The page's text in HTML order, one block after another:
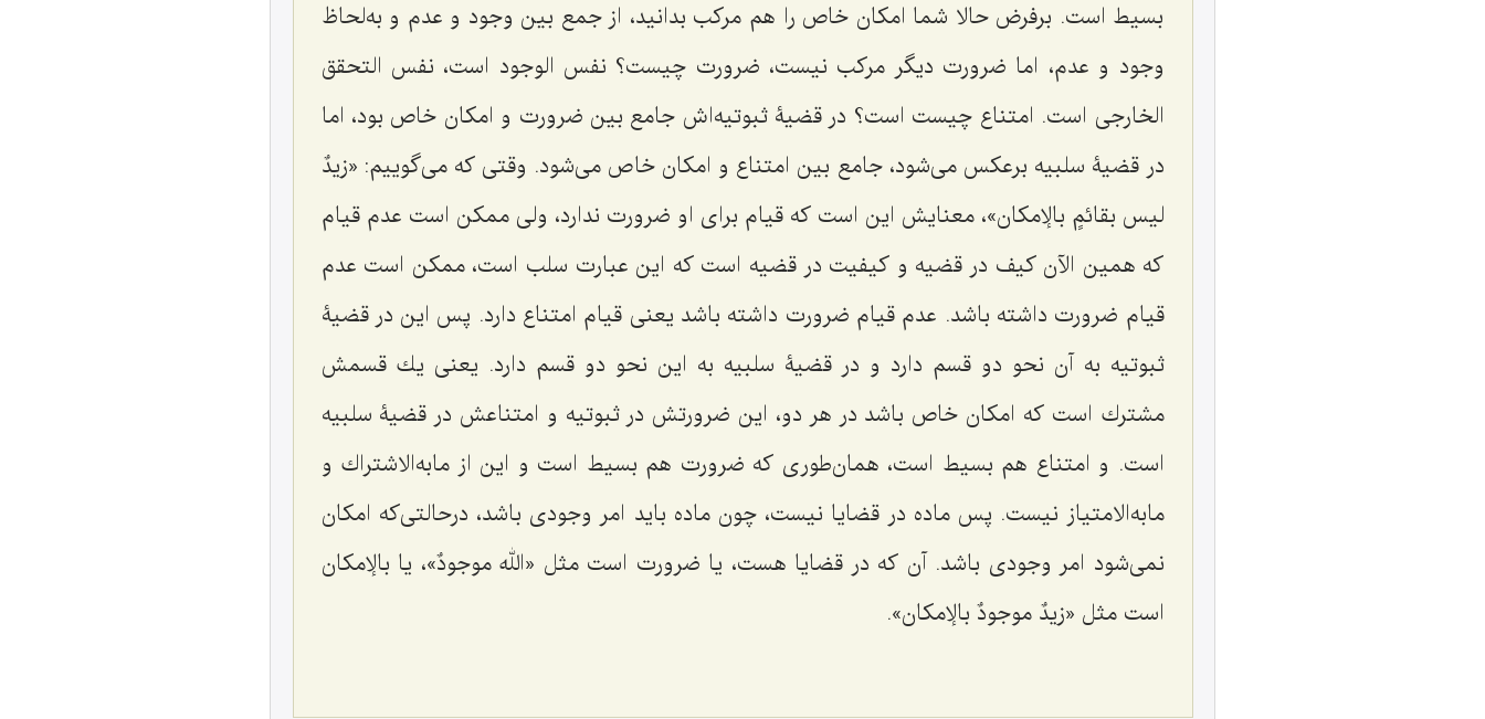
بسیط است. برفرض حالا شما امكان خاص را هم مركب بدانید، از جمع بین وجود و عدم و به‌لحاظ
وجود و عدم، اما ضرورت دیگر مركب نیست، ضرورت چیست؟ نفس الوجود است، نفس التحقق
الخارجى است. امتناع چیست است؟ در قضیۀ ثبوتیه‌اش جامع بین ضرورت و امكان خاص بود، اما
در قضیۀ سلبیه برعكس مى‌شود، جامع بین امتناع و امكان خاص مى‌شود. وقتى که مى‌گوییم: «زیدٌ
لیس بقائمٍ بالإمكان»، معنایش این است كه قیام براى او ضرورت ندارد، ولى ممكن است عدم قیام
كه همین الآن كیف در قضیه و كیفیت در قضیه است كه این عبارت سلب است، ممكن است عدم
قیام ضرورت داشته باشد. عدم قیام ضرورت داشته باشد یعنى قیام امتناع دارد. پس این در قضیۀ
ثبوتیه به آن نحو دو قسم دارد و در قضیۀ سلبیه به این نحو دو قسم دارد. یعنى یك قسمش
مشترك است كه امكان خاص باشد در هر دو، این ضرورتش در ثبوتیه و امتناعش در قضیۀ سلبیه
است. و امتناع هم بسیط است، همان‌طورى كه ضرورت هم بسیط است و این از مابه‌الاشتراك و
مابه‌الامتیاز نیست. پس ماده در قضایا نیست، چون ماده باید امر وجودى باشد، درحالتى‌كه امكان
نمى‌شود امر وجودى باشد. آن كه در قضایا هست، یا ضرورت است مثل «الله موجودٌ»، یا بالإمكان
است مثل «زیدٌ موجودٌ بالإمكان».